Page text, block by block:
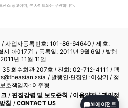
센스 광고이며, 본 사이트와는 무관합니다.
/사업자등록번호: 101-86-64640 / 제호:
시 아01771 / 등록일: 2011년 9월 6일 / 발행
년 11월 11일
35 화수회관 207호 / 전화: 02-712-4111 / 팩
/ 발행인·편집인: 이상기 / 청
호책임자: 이주형
/편집강령 및 보도준칙 / 이용약관/개인정
침 / CONTACT US AI 에이전트